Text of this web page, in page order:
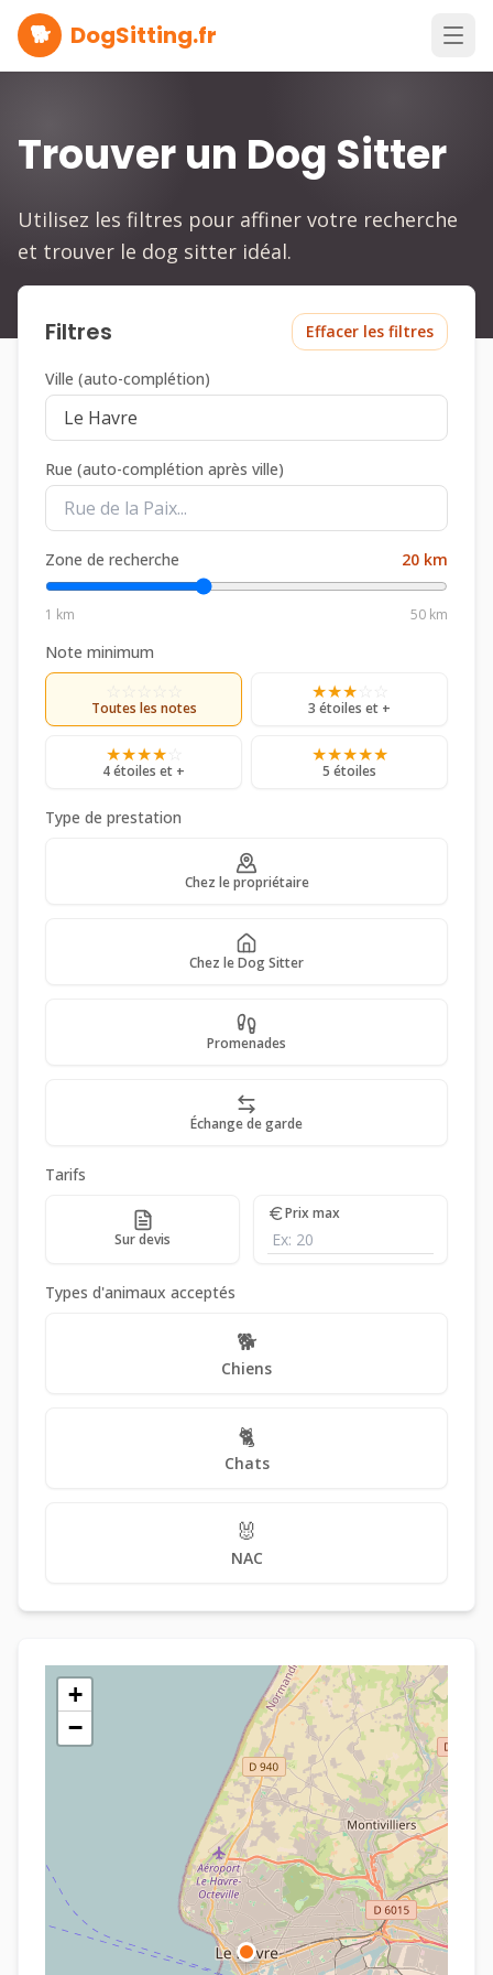
🐕 DogSitting.fr
Trouver un Dog Sitter
Utilisez les filtres pour affiner votre recherche
et trouver le dog sitter idéal.
Filtres Effacer les filtres
Ville (auto-complétion)
Rue (auto-complétion après ville)
Zone de recherche 20 km
1 km 50 km
Note minimum
Toutes les notes
★★★
3 étoiles et +
★★★★
4 étoiles et +
★★★★★
5 étoiles
Type de prestation
Chez le propriétaire
Chez le Dog Sitter
Promenades
Échange de garde
Tarifs
Sur devis
Prix max
Types d'animaux acceptés
🐕
Chiens
🐈
Chats
🐰
NAC
+
−